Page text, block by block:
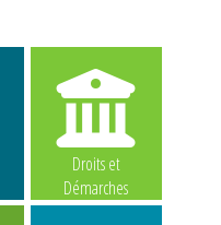
Droits et
Démarches